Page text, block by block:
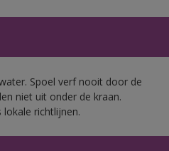
Spoel verf nooit door de
niet uit onder de kraan.
richtlijnen.